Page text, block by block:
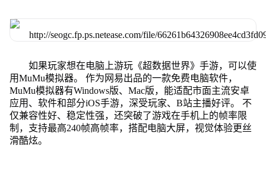
如果玩家想在电脑上游玩《超数据世界》手游，可以使
用MuMu模拟器。 作为网易出品的一款免费电脑软件，
MuMu模拟器有Windows版、Mac版，能适配市面主流安卓
应用、软件和部分iOS手游，深受玩家、B站主播好评。 不
仅兼容性好、稳定性强，还突破了游戏在手机上的帧率限
制，支持最高240帧高帧率，搭配电脑大屏，视觉体验更丝
滑酷炫。